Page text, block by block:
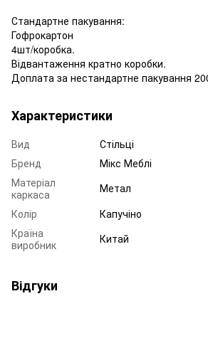
Стандартне пакування:
Гофрокартон
4шт/коробка.
Відвантаження кратно коробки.
Доплата за нестандартне пакування
Характеристики
Вид
Стільці
Бренд
Мікс Меблі
Матеріал
каркаса
Метал
Колір
Капучіно
Країна
виробник
Китай
Відгуки